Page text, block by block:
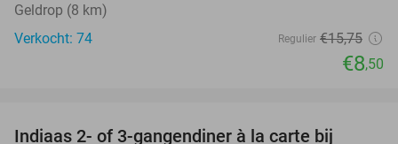
Geldrop (8 km)
Verkocht: 74
Regulier €15,75
€8,50
Indiaas 2- of 3-gangendiner à la carte bij